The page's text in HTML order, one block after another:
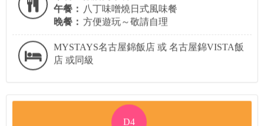
午餐：
八丁味噌燒日式風味餐
晚餐： 方便遊玩～敬請自理
MYSTAYS名古屋錦飯店 或 名古屋錦VISTA飯
店 或同級
D4